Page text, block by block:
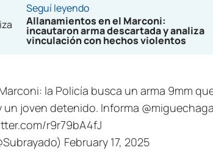
Seguí leyendo
Allanamientos en el Marconi:
incautaron arma descartada y analiza
vinculación con hechos violentos
la Policía busca un arma 9mm
joven detenido. Informa
r9r79bA4fJ
February 17, 2025